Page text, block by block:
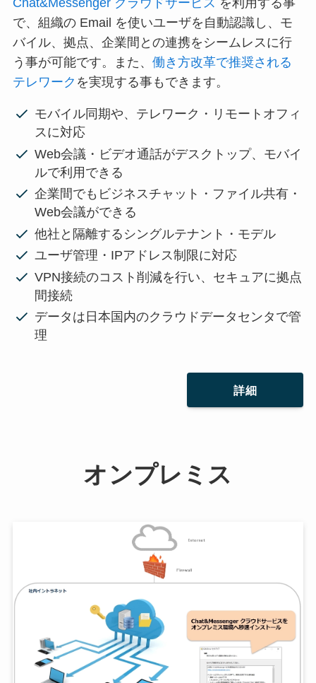
Chat&Messenger クラウドサービス を利用する事
で、組織の Email を使いユーザを自動認識し、モ
バイル、拠点、企業間との連携をシームレスに行
う事が可能です。また、 働き方改革で推奨される
テレワーク を実現する事もできます。
モバイル同期や、テレワーク・リモートオフィ
スに対応
Web会議・ビデオ通話がデスクトップ、モバイ
ルで利用できる
企業間でもビジネスチャット・ファイル共有・
Web会議ができる
他社と隔離するシングルテナント・モデル
ユーザ管理・IPアドレス制限に対応
VPN接続のコスト削減を行い、セキュアに拠点
間接続
データは日本国内のクラウドデータセンタで管
理
詳細
オンプレミス